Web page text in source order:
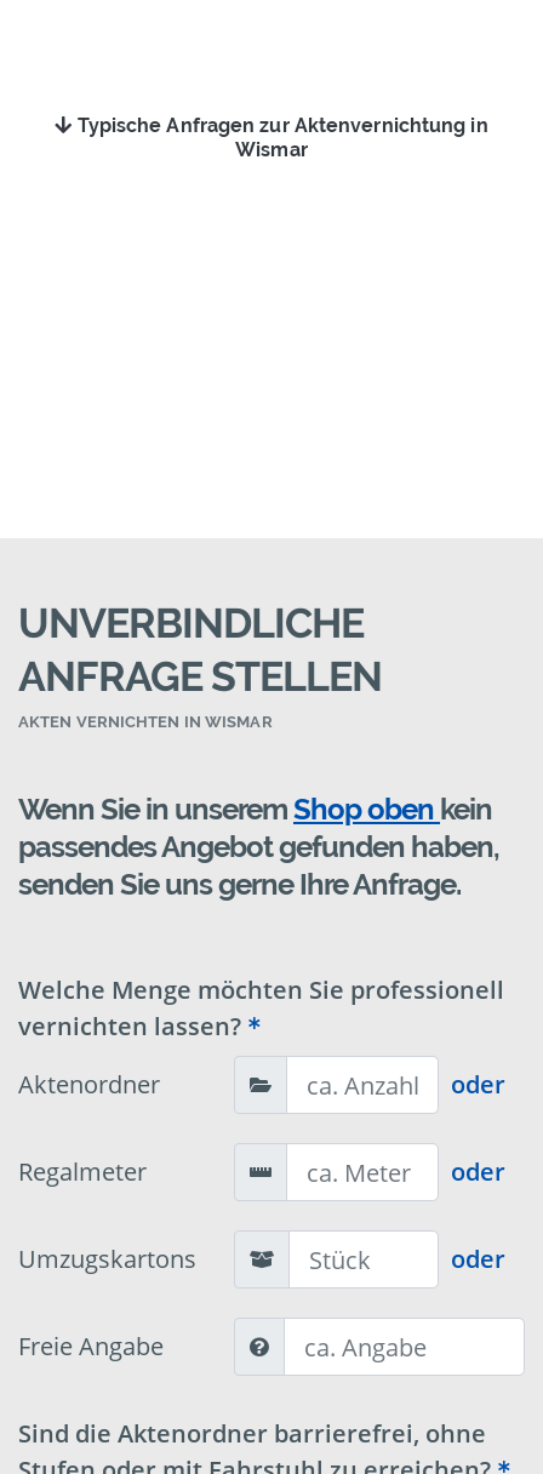
Typische Anfragen zur Aktenvernichtung in
Wismar
UNVERBINDLICHE
ANFRAGE STELLEN
AKTEN VERNICHTEN IN WISMAR
Wenn Sie in unseremShop oben kein
passendes Angebot gefunden haben,
senden Sie uns gerne Ihre Anfrage.
Welche Menge möchten Sie professionell
vernichten lassen?
Aktenordner
oder
Regalmeter oder
Umzugskartons oder
Freie Angabe
Sind die Aktenordner barrierefrei, ohne